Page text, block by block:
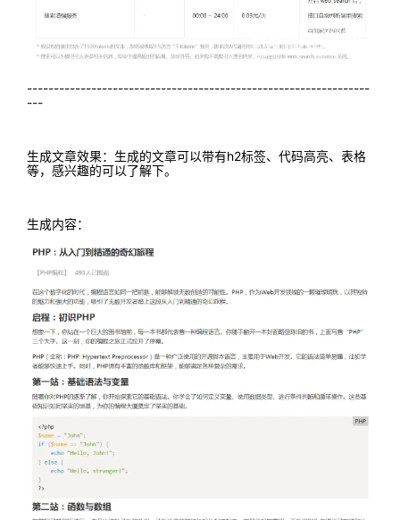
----------------------------------------------------------------
---
生成文章效果：生成的文章可以带有h2标签、代码高亮、表格
等，感兴趣的可以了解下。
生成内容：